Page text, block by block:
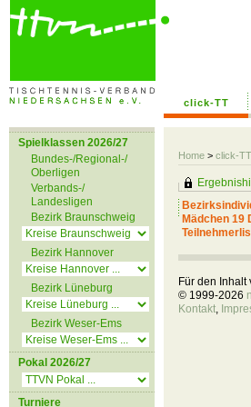
click-TT
Home > click-TT
Spielklassen 2026/27
Bundes-/Regional-/
Oberligen
Verbands-/
Landesligen
Bezirk Braunschweig
Bezirk Hannover
Bezirk Lüneburg
Bezirk Weser-Ems
Pokal 2026/27
Turniere
Mädchen 19
Für den
© 1999-2026
Kontakt,